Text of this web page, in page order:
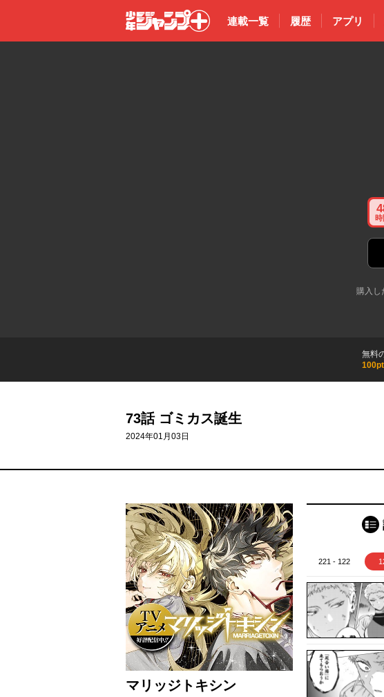
少年ジャン
連載一覧 履歴 アプリ
時
購入し
無料
100pt
73話 ゴミカス誕生
2024年01月03日
マリッジトキシン
221 - 122